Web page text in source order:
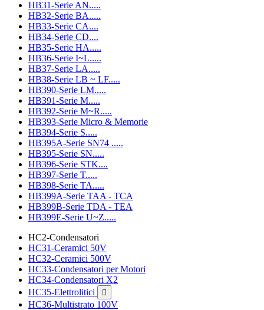
HB31-Serie AN.....
HB32-Serie BA.....
HB33-Serie CA....
HB34-Serie CD....
HB35-Serie HA.....
HB36-Serie I~L.....
HB37-Serie LA.....
HB38-Serie LB ~ LF.....
HB390-Serie LM.....
HB391-Serie M.....
HB392-Serie M~R.....
HB393-Serie Micro & Memorie
HB394-Serie S.....
HB395A-Serie SN74 .....
HB395-Serie SN.....
HB396-Serie STK....
HB397-Serie T.....
HB398-Serie TA.....
HB399A-Serie TAA - TCA
HB399B-Serie TDA - TEA
HB399E-Serie U~Z.....
HC2-Condensatori
HC31-Ceramici 50V
HC32-Ceramici 500V
HC33-Condensatori per Motori
HC34-Condensatori X2
HC35-Elettrolitici

HC36-Multistrato 100V